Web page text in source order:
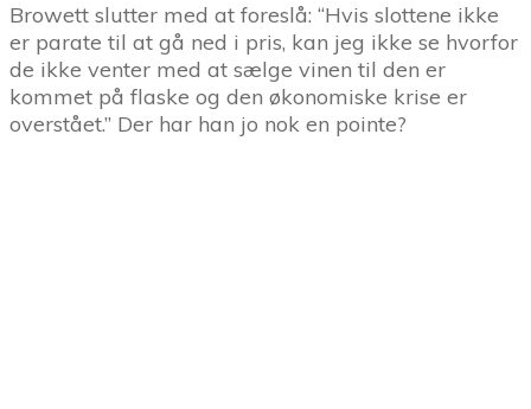
Browett slutter med at foreslå: “Hvis slottene ikke
er parate til at gå ned i pris, kan jeg ikke se hvorfor
de ikke venter med at sælge vinen til den er
kommet på flaske og den økonomiske krise er
overstået.” Der har han jo nok en pointe?